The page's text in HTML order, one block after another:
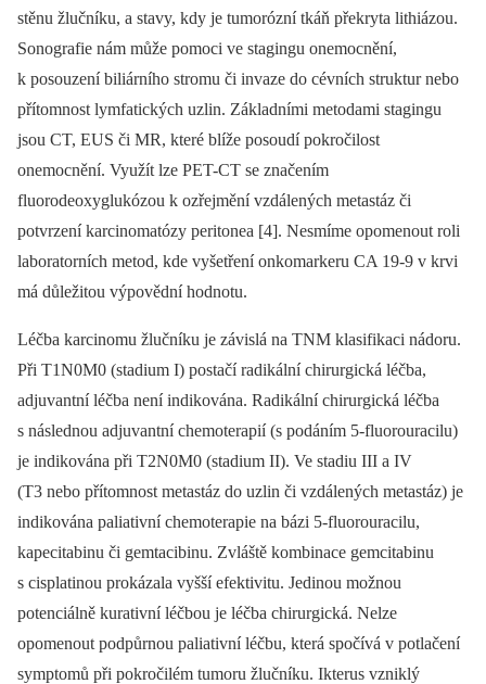
stěnu žlučníku, a stavy, kdy je tumorózní tkáň překryta lithiázou.
Sonografie nám může pomoci ve stagingu onemocnění,
k posouzení biliárního stromu či invaze do cévních struktur nebo
přítomnost lymfatických uzlin. Základními metodami stagingu
jsou CT, EUS či MR, které blíže posoudí pokročilost
onemocnění. Využít lze PET-CT se značením
fluorodeoxyglukózou k ozřejmění vzdálených metastáz či
potvrzení karcinomatózy peritonea [4]. Nesmíme opomenout roli
laboratorních metod, kde vyšetření onkomarkeru CA 19-9 v krvi
má důležitou výpovědní hodnotu.
Léčba karcinomu žlučníku je závislá na TNM klasifikaci nádoru.
Při T1N0M0 (stadium I) postačí radikální chirurgická léčba,
adjuvantní léčba není indikována. Radikální chirurgická léčba
s následnou adjuvantní chemoterapií (s podáním 5-fluorouracilu)
je indikována při T2N0M0 (stadium II). Ve stadiu III a IV
(T3 nebo přítomnost metastáz do uzlin či vzdálených metastáz) je
indikována paliativní chemoterapie na bázi 5-fluorouracilu,
kapecitabinu či gemtacibinu. Zvláště kombinace gemcitabinu
s cisplatinou prokázala vyšší efektivitu. Jedinou možnou
potenciálně kurativní léčbou je léčba chirurgická. Nelze
opomenout podpůrnou paliativní léčbu, která spočívá v potlačení
symp­tomů při pokročilém tumoru žlučníku. Ikterus vzniklý